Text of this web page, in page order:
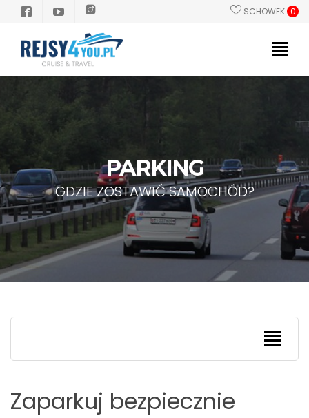
SCHOWEK 0
PROMOCJE
POLSKI PILOT
KIERUNKI
GRUPY/INCENTIVE
INFORMACJE PRAKTYCZNE
Dlaczego Rejs?
KONTAKT
PARKING
GDZIE ZOSTAWIĆ SAMOCHÓD?
Posiłki
INFORMACJE PRAKTYCZNE
Zaparkuj bezpiecznie